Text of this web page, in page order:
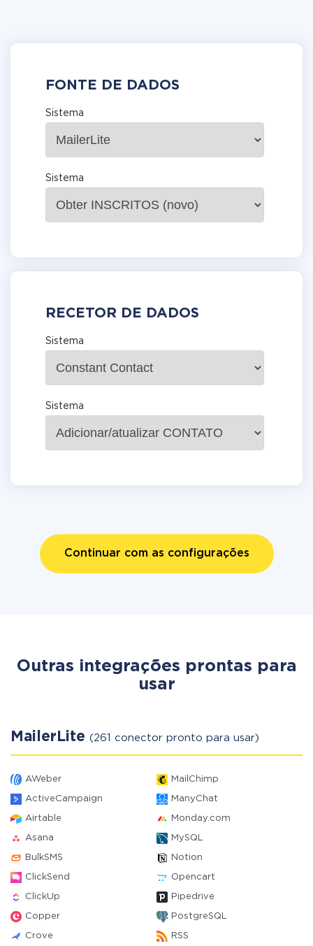
FONTE DE DADOS
Sistema
Sistema
RECETOR DE DADOS
Sistema
Sistema
Continuar com as configurações
Outras integrações prontas para
usar
MailerLite (261 conector pronto para usar)
AWeber MailChimp
ActiveCampaign ManyChat
Airtable Monday.com
Asana MySQL
BulkSMS Notion
ClickSend Opencart
ClickUp Pipedrive
Copper PostgreSQL
Crove RSS